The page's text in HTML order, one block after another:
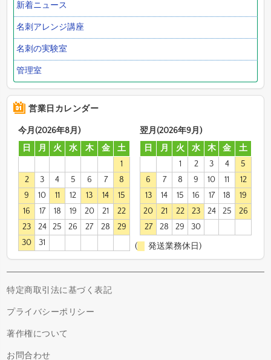
新着ニュース
名刺アレンジ講座
名刺の実験室
管理室
営業日カレンダー
今月(2026年8月)
日
月 火 水 木 金
土
1
2
3 4 5 6 7
8
9
10 11 12 13 14
15
16
17 18 19 20 21
22
23
24 25 26 27 28
29
30
31
翌月(2026年9月)
日
月 火 水 木 金
土
1
2 3 4
5
6
7 8 9 10 11
12
13
14 15 16 17 18
19
20
21 22 23 24 25
26
27
28 29 30
( 発送業務休日)
特定商取引法に基づく表記
プライバシーポリシー
著作権について
お問合わせ